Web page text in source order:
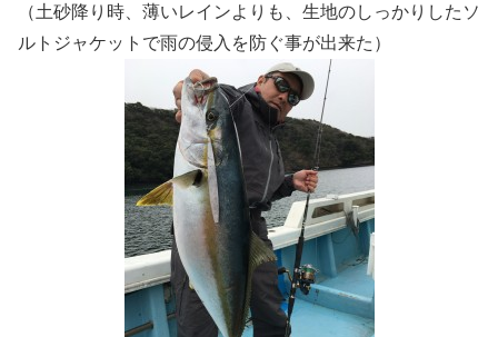
（土砂降り時、薄いレインよりも、生地のしっかりしたソ
ルトジャケットで雨の侵入を防ぐ事が出来た）